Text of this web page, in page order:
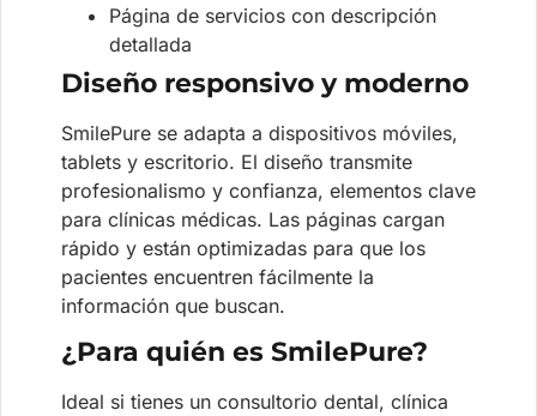
Página de servicios con descripción
detallada
Diseño responsivo y moderno
SmilePure se adapta a dispositivos móviles,
tablets y escritorio. El diseño transmite
profesionalismo y confianza, elementos clave
para clínicas médicas. Las páginas cargan
rápido y están optimizadas para que los
pacientes encuentren fácilmente la
información que buscan.
¿Para quién es SmilePure?
Ideal si tienes un consultorio dental, clínica